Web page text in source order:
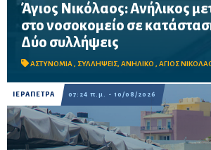
Άγιος Νικόλαος: Ανήλικος
στο νοσοκομείο σε
Δύο συλλήψεις
ΑΣΤΥΝΟΜΙΑ , ΣΥΛΛΗΨΕΙΣ, ΑΝΗΛΙΚΟ , ΑΓΙΟΣ
Συνελήφθησαν ο 43χρονος κηδεμόνας του
46χρονος διοργανωτής κοινωνικής
προανάκριση βρίσκεται σε εξέλιξη.
ΙΕΡΑΠΕΤΡΑ 07:24 π.μ. - 10/08/2026